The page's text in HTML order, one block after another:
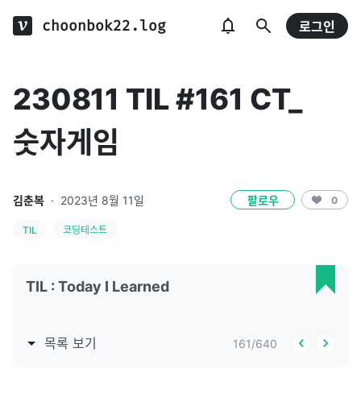
choonbok22.log 로그인
230811 TIL #161 CT_
숫자게임
김춘복 · 2023년 8월 11일 팔로우 0
TIL 코딩테스트
TIL : Today I Learned
목록 보기 161/640